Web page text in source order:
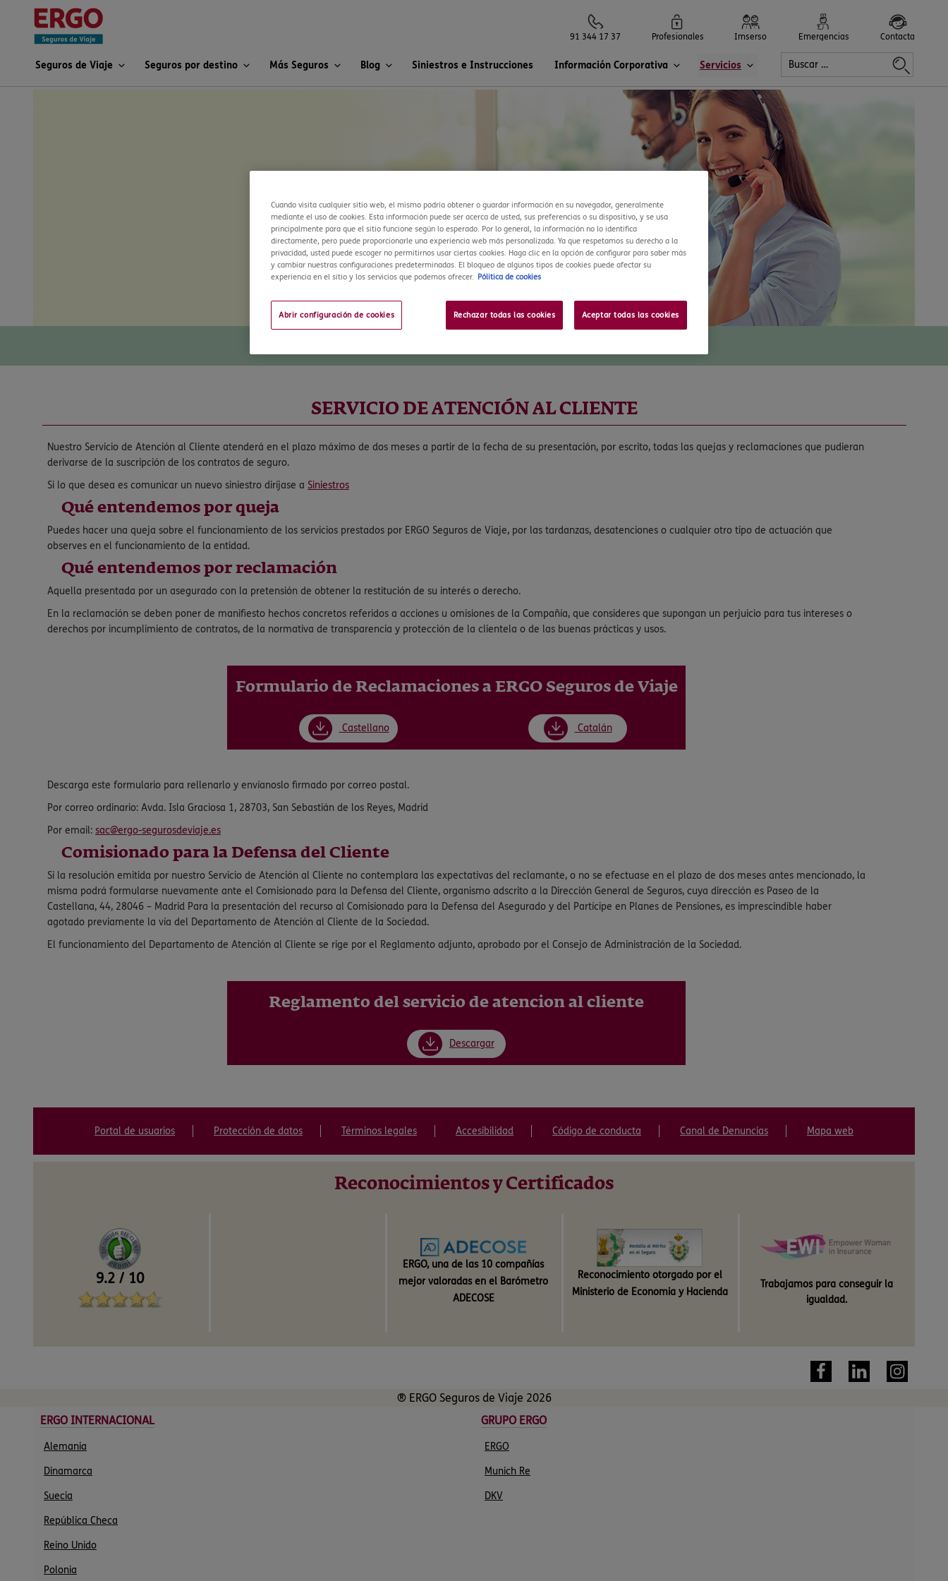
91 344 17 37 Profesionales Imserso Emergencias Contacta
Seguros de Viaje Seguros por destino Más Seguros Blog Siniestros e Instrucciones Información Corporativa Servicios
SERVICIO DE ATENCIÓN AL CLIENTE
Nuestro Servicio de Atención al Cliente atenderá en el plazo máximo de dos meses a partir de la fecha de su presentación, por escrito, todas las quejas y reclamaciones que pudieran
derivarse de la suscripción de los contratos de seguro.
Si lo que desea es comunicar un nuevo siniestro diríjase a Siniestros
Qué entendemos por queja
Puedes hacer una queja sobre el funcionamiento de los servicios prestados por ERGO Seguros de Viaje, por las tardanzas, desatenciones o cualquier otro tipo de actuación que
observes en el funcionamiento de la entidad.
Qué entendemos por reclamación
Aquella presentada por un asegurado con la pretensión de obtener la restitución de su interés o derecho.
En la reclamación se deben poner de manifiesto hechos concretos referidos a acciones u omisiones de la Compañía, que consideres que supongan un perjuicio para tus intereses o
derechos por incumplimiento de contratos, de la normativa de transparencia y protección de la clientela o de las buenas prácticas y usos.
Formulario de Reclamaciones a ERGO Seguros de Viaje
Castellano Catalán
Descarga este formulario para rellenarlo y envíanoslo firmado por correo postal.
Por correo ordinario: Avda. Isla Graciosa 1, 28703, San Sebastián de los Reyes, Madrid
Por email: se.ejaivedsoruges-ogre@cas
Comisionado para la Defensa del Cliente
Si la resolución emitida por nuestro Servicio de Atención al Cliente no contemplara las expectativas del reclamante, o no se efectuase en el plazo de dos meses antes mencionado, la
misma podrá formularse nuevamente ante el Comisionado para la Defensa del Cliente, organismo adscrito a la Dirección General de Seguros, cuya dirección es Paseo de la
Castellana, 44, 28046 – Madrid Para la presentación del recurso al Comisionado para la Defensa del Asegurado y del Partícipe en Planes de Pensiones, es imprescindible haber
agotado previamente la vía del Departamento de Atención al Cliente de la Sociedad.
El funcionamiento del Departamento de Atención al Cliente se rige por el Reglamento adjunto, aprobado por el Consejo de Administración de la Sociedad.
Reglamento del servicio de atencion al cliente
Descargar
Portal de usuarios Protección de datos Términos legales Accesibilidad Código de conducta Canal de Denuncias Mapa web
Reconocimientos y Certificados
9.2 / 10
ERGO, una de las 10 compañías
mejor valoradas en el Barómetro
ADECOSE
Reconocimiento otorgado por el
Ministerio de Economia y Hacienda
Trabajamos para conseguir la
igualdad.
® ERGO Seguros de Viaje 2026
ERGO INTERNACIONAL
GRUPO ERGO
Alemania ERGO
Dinamarca Munich Re
Suecia DKV
República Checa
Reino Unido
Polonia
Cuando visita cualquier sitio web, el mismo podría obtener o guardar información en su navegador, generalmente
mediante el uso de cookies. Esta información puede ser acerca de usted, sus preferencias o su dispositivo, y se usa
principalmente para que el sitio funcione según lo esperado. Por lo general, la información no lo identifica
directamente, pero puede proporcionarle una experiencia web más personalizada. Ya que respetamos su derecho a la
privacidad, usted puede escoger no permitirnos usar ciertas cookies. Haga clic en la opción de configurar para saber más
y cambiar nuestras configuraciones predeterminadas. El bloqueo de algunos tipos de cookies puede afectar su
experiencia en el sitio y los servicios que podemos ofrecer.
Pólitica de cookies
Abrir configuración de cookies Rechazar todas las cookies Aceptar todas las cookies